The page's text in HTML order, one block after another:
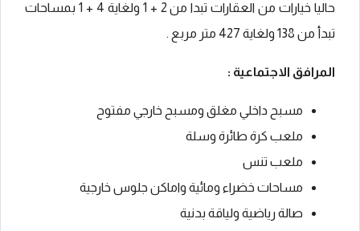
حاليا خيارات من العقارات تبدا من 2 + 1 ولغاية 4 + 1 بمساحات
تبدأ من 138 ولغاية 427 متر مربع .
المرافق الاجتماعية :
مسبح داخلي مغلق ومسبح خارجي مفتوح
ملعب كرة طائرة وسلة
ملعب تنس
مساحات خضراء ومائية واماكن جلوس خارجية
صالة رياضية ولياقة بدنية